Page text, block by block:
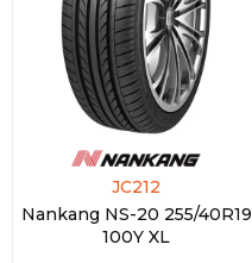
JC212
Nankang NS-20 255/40R19
100Y XL